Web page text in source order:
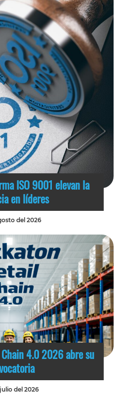
ISO 9001 elevan la
en líderes
del 2026
4.0 2026 abre su
del 2026